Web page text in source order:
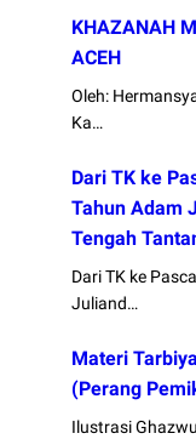
KHAZANAH
ACEH
Oleh:
Ka…
Dari TK ke
Tahun Adam
Tengah
Dari TK ke
Juliand…
Materi
(Perang
Ilustrasi